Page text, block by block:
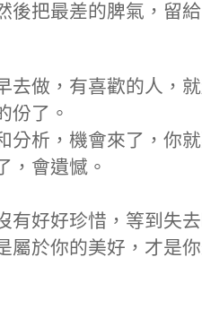
後把最差的脾氣，留給
去做，有喜歡的人，
份了。
分析，機會來了，你
，會遺憾。
有好好珍惜，等到失
屬於你的美好，才是